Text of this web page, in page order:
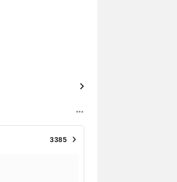
3385